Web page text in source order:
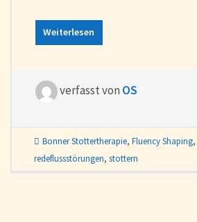
Weiterlesen
verfasst von OS
Bonner Stottertherapie, Fluency Shaping,
redeflussstörungen, stottern